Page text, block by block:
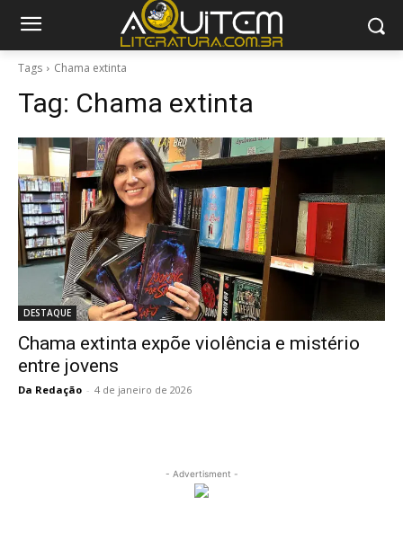
Tags Chama extinta
Tag: Chama extinta
DESTAQUE
Chama extinta expõe violência e mistério
entre jovens
Da Redação - 4 de janeiro de 2026
- Advertisment -